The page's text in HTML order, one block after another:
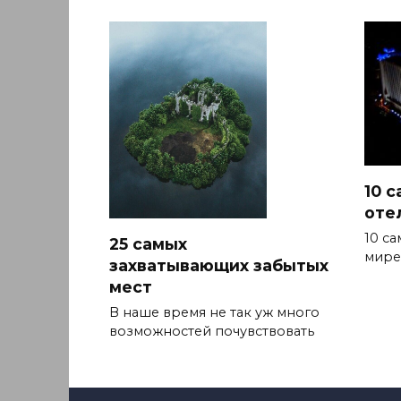
25 самых
захватывающих забытых
мест
В наше время не так уж много
возможностей почувствовать
10
10